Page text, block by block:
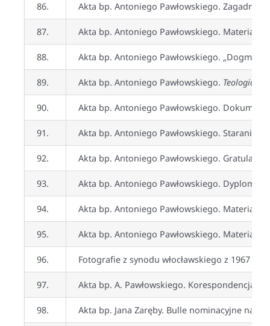
86. Akta bp. Antoniego Pawłowskiego.
87. Akta bp. Antoniego Pawłowskiego. Materiały
88. Akta bp. Antoniego Pawłowskiego. „Dogmat
89. Akta bp. Antoniego Pawłowskiego. Teologia
90. Akta bp. Antoniego Pawłowskiego.
91. Akta bp. Antoniego Pawłowskiego. Starania
92. Akta bp. Antoniego Pawłowskiego. Gratulacje
93. Akta bp. Antoniego Pawłowskiego. Dyplomy
94. Akta bp. Antoniego Pawłowskiego. Materiały
95. Akta bp. Antoniego Pawłowskiego. Materiały
96. Fotografie z synodu włocławskiego z 1967 r.
97. Akta bp. A. Pawłowskiego. Korespondencja z
98. Akta bp. Jana Zaręby. Bulle nominacyjne na